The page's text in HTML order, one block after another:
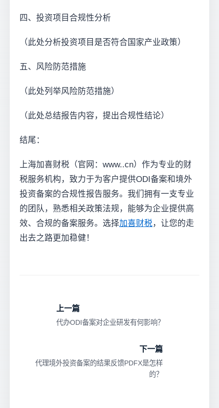
四、投资项目合规性分析
（此处分析投资项目是否符合国家产业政策）
五、风险防范措施
（此处列举风险防范措施）
（此处总结报告内容，提出合规性结论）
结尾：
上海加喜财税（官网：www..cn）作为专业的财
税服务机构，致力于为客户提供ODI备案和境外
投资备案的合规性报告服务。我们拥有一支专业
的团队，熟悉相关政策法规，能够为企业提供高
效、合规的备案服务。选择加喜财税，让您的走
出去之路更加稳健！
上一篇
代办ODI备案对企业研发有何影响？
下一篇
代理境外投资备案的结果反馈PDFX是怎样
的？